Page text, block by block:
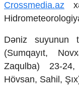
İnfoqrafika
Podcast
Elm və təhsil
Mədəniyyət
Diaspor
Yüksəliş
Crossmedia.az
Dəniz suyunun
(Sumqayıt,
Zaqulba) 23-
Hövsan, Sahil,